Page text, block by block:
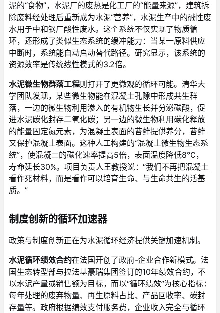
泥的“食物”，水泥厂的废热是化工厂的“能量来源”，建筑拆
除废料经处理后重新成为水泥“营养”，水泥生产中的碱性废
水用于中和钢厂酸性废水。这个系统不仅实现了物质循
环，还形成了类似生态系统的缓冲能力：当某一原料供应
中断时，系统能自动启动替代路径。研究显示，该系统的
资源效率是传统线性模式的3.2倍。
水泥微生物群落工程则打开了更微观的循环可能。清华大
学团队发现，某些微生物能在混凝土孔隙中形成共生群
落，一边的微生物利用渗入的有机物生长并分泌碳酸，促
进水泥碳化封存二氧化碳；另一边的微生物利用碳化释放
的能量固定氮元素，为混凝土表面的苔藓提供养分，苔藓
又保护混凝土表面。这种人工构建的“混凝土微生物生态系
统”，使混凝土的碳化速率提高5倍，表面温度降低8℃，
寿命延长30%。项目负责人王教授说：“我们不再把混凝土
看作死材料，而是看作可以培育生命、与生命共生的活基
质。”
制度创新的循环加速器
政策与制度创新正在为水泥循环经济提供关键加速机制。
水泥循环绩效合约在法国开创了政府-企业合作新模式。法
国生态转型部与拉法基豪瑞集团签订的10年绩效合约，不
以水泥产量或销售额为目标，而以“循环绩效”为核心指标：
每年处理的废弃物量、再生原料占比、产品回收率、碳封
存量等。政府根据绩效支付服务费，企业收入完全与循环